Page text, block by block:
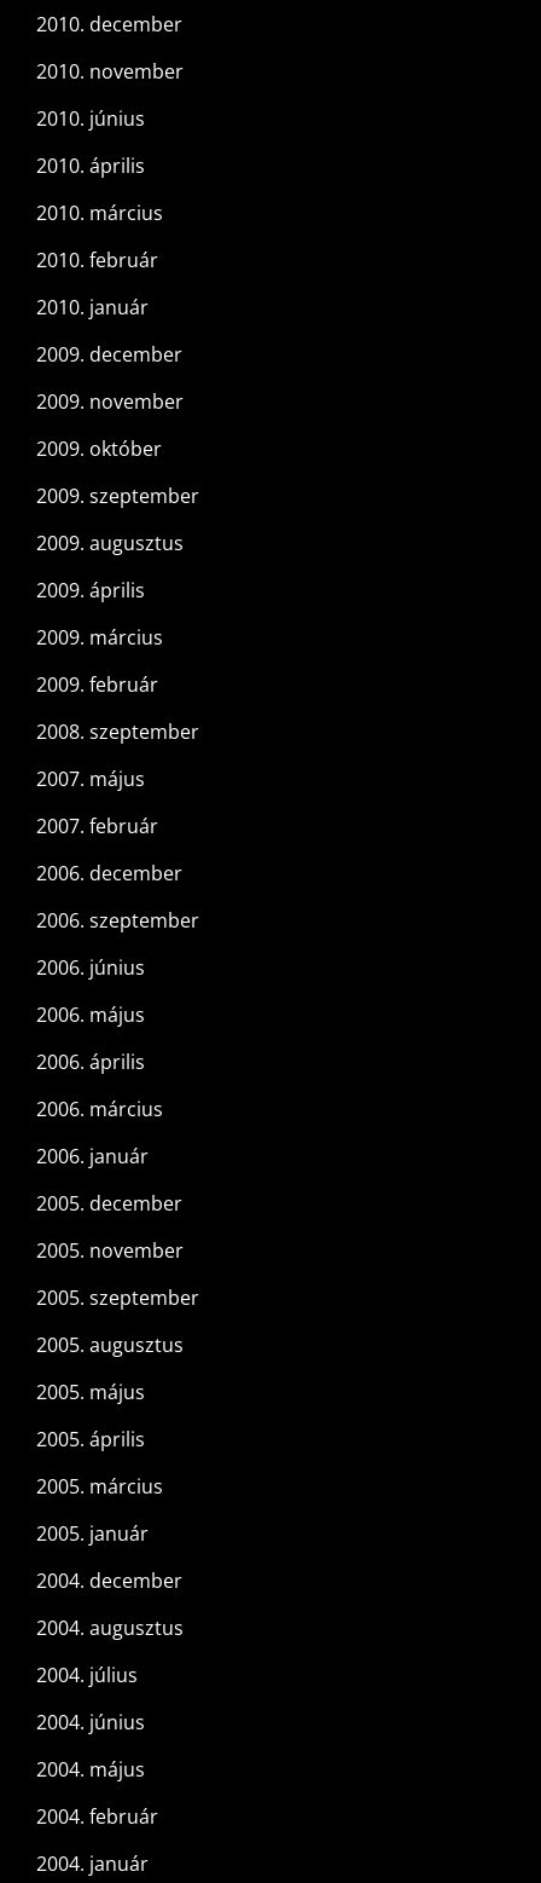
2010. december
2010. november
2010. június
2010. április
2010. március
2010. február
2010. január
2009. december
2009. november
2009. október
2009. szeptember
2009. augusztus
2009. április
2009. március
2009. február
2008. szeptember
2007. május
2007. február
2006. december
2006. szeptember
2006. június
2006. május
2006. április
2006. március
2006. január
2005. december
2005. november
2005. szeptember
2005. augusztus
2005. május
2005. április
2005. március
2005. január
2004. december
2004. augusztus
2004. július
2004. június
2004. május
2004. február
2004. január